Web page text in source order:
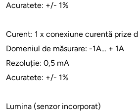
Acuratete: +/- 1%
Curent: 1 x conexiune curentă prize
Domeniul de măsurare: -1A… + 1A
Rezoluție: 0,5 mA
Acuratete: +/- 1%
Lumina (senzor incorporat)